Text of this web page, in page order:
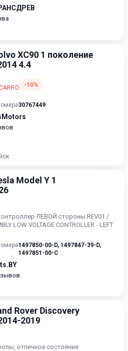
XC90 1 поколение
4.4
-10%
30767449
Model Y 1
ЛЕВОЙ стороны REV01 /
LOW VOLTAGE CONTROLLER - LEFT
1497850-00-D, 1497847-39-D,
1497851-00-C
Rover Discovery
2019
отличное состояние